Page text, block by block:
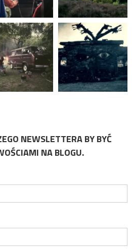
NEWSLETTERA BY BYĆ
NA BLOGU.